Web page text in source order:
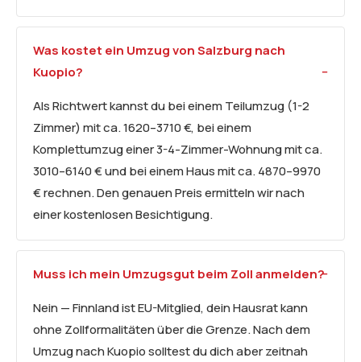
Was kostet ein Umzug von Salzburg nach
Kuopio?
Als Richtwert kannst du bei einem Teilumzug (1-2
Zimmer) mit ca. 1620–3710 €, bei einem
Komplettumzug einer 3-4-Zimmer-Wohnung mit ca.
3010–6140 € und bei einem Haus mit ca. 4870–9970
€ rechnen. Den genauen Preis ermitteln wir nach
einer kostenlosen Besichtigung.
Muss ich mein Umzugsgut beim Zoll anmelden?
Nein — Finnland ist EU-Mitglied, dein Hausrat kann
ohne Zollformalitäten über die Grenze. Nach dem
Umzug nach Kuopio solltest du dich aber zeitnah